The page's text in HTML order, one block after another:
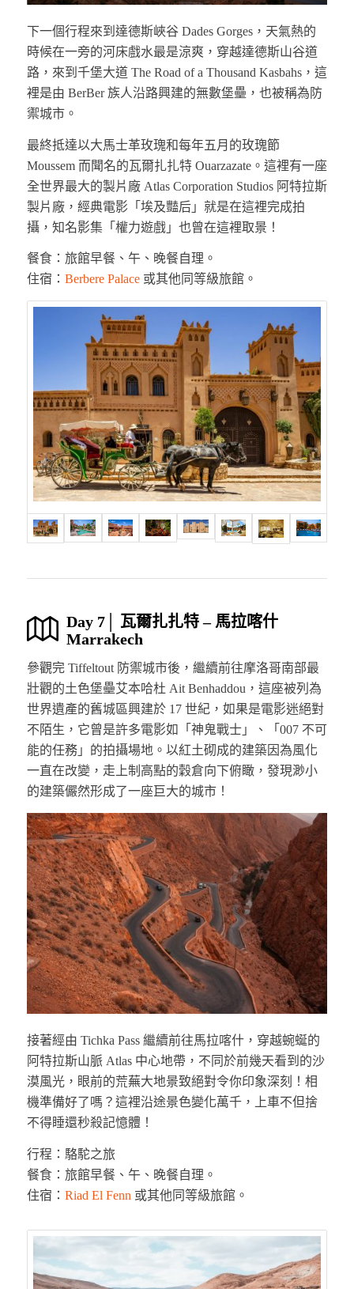
下一個行程來到達德斯峽谷 Dades Gorges，天氣熱的
時候在一旁的河床戲水最是涼爽，穿越達德斯山谷道
路，來到千堡大道 The Road of a Thousand Kasbahs，這
裡是由 BerBer 族人沿路興建的無數堡壘，也被稱為防
禦城市。
最終抵達以大馬士革玫瑰和每年五月的玫瑰節
Moussem 而聞名的瓦爾扎扎特 Ouarzazate。這裡有一座
全世界最大的製片廠 Atlas Corporation Studios 阿特拉斯
製片廠，經典電影「埃及豔后」就是在這裡完成拍
攝，知名影集「權力遊戲」也曾在這裡取景！
餐食：旅館早餐、午、晚餐自理。
住宿： Berbere Palace 或其他同等級旅館。
Day 7│ 瓦爾扎扎特 – 馬拉喀什
Marrakech
參觀完 Tiffeltout 防禦城市後，繼續前往摩洛哥南部最
壯觀的土色堡壘艾本哈杜 Ait Benhaddou，這座被列為
世界遺產的舊城區興建於 17 世紀，如果是電影迷絕對
不陌生，它曾是許多電影如「神鬼戰士」、「007 不可
能的任務」的拍攝場地。以紅土砌成的建築因為風化
一直在改變，走上制高點的穀倉向下俯瞰，發現渺小
的建築儼然形成了一座巨大的城市！
接著經由 Tichka Pass 繼續前往馬拉喀什，穿越蜿蜒的
阿特拉斯山脈 Atlas 中心地帶，不同於前幾天看到的沙
漠風光，眼前的荒蕪大地景致絕對令你印象深刻！相
機準備好了嗎？這裡沿途景色變化萬千，上車不但捨
不得睡還秒殺記憶體！
行程：駱駝之旅
餐食：旅館早餐、午、晚餐自理。
住宿： Riad El Fenn 或其他同等級旅館。